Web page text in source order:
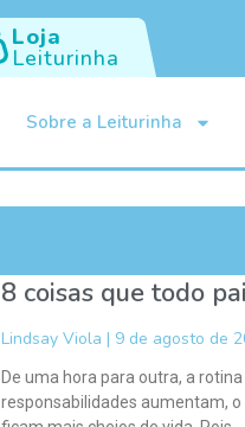
Loja
Leiturinha
Sobre a Leiturinha
8 coisas que todo
Lindsay Viola 9 de agosto de
De uma hora para outra, a
responsabilidades aumentam,